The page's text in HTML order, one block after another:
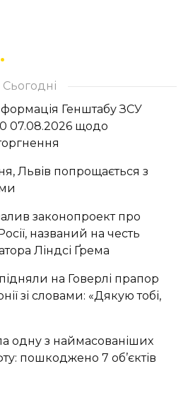
Сьогодні
Генштабу ЗСУ
07.08.2026 щодо
Львів попрощається з
законопроект про
названий на честь
Ліндсі Ґрема
на Говерлі прапор
зі словами: «Дякую тобі,
одну з наймасованіших
пошкоджено 7 об’єктів